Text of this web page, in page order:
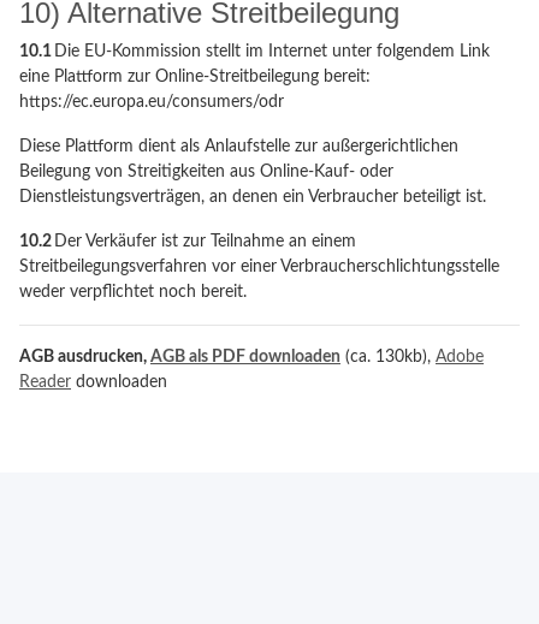
10) Alternative Streitbeilegung
10.1 Die EU-Kommission stellt im Internet unter folgendem Link
eine Plattform zur Online-Streitbeilegung bereit:
https://ec.europa.eu/consumers/odr
Diese Plattform dient als Anlaufstelle zur außergerichtlichen
Beilegung von Streitigkeiten aus Online-Kauf- oder
Dienstleistungsverträgen, an denen ein Verbraucher beteiligt ist.
10.2 Der Verkäufer ist zur Teilnahme an einem
Streitbeilegungsverfahren vor einer Verbraucherschlichtungsstelle
weder verpflichtet noch bereit.
AGB ausdrucken, AGB als PDF downloaden (ca. 130kb), Adobe
Reader downloaden